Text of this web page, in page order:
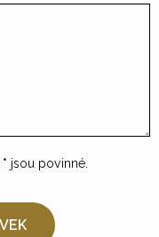
* jsou povinné.